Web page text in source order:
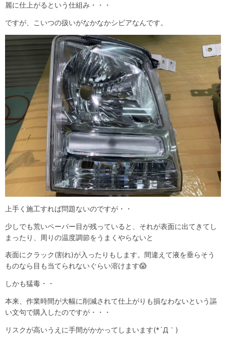
麗に仕上がるという仕組み・・・
ですが、こいつの扱いがなかなかシビアなんです。
上手く施工すれば問題ないのですが・・
少しでも荒いペーパー目が残っていると、それが表面に出てきてし
まったり、周りの温度調節をうまくやらないと
表面にクラック(割れ)が入ったりもします。間違えて液を垂らそう
ものなら目も当てられないぐらい溶けます😱
しかも猛毒・・
本来、作業時間が大幅に削減されて仕上がりも損なわないという謳
い文句で購入したのですが・・・
リスクが高いうえに手間がかかってしまいます(*´Д｀)